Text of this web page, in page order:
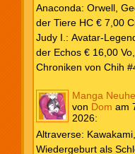
kaputt! € 16,00 Ewing,
Kevin / Various:
Weiß & Blut #8 …
26,00 Buscema, Sal /
M.: Spektakuläre
#31 € 5,99 Spider-
Angriff der Aliens €
Anaconda: Orwell,
der Tiere HC € 7,00
Judy I.: Avatar-
der Echos € 16,00
Chroniken von Chih
Drache: Schröer,
Kreis PB #2
Dragonblood
Manga
von Dom am
2026:
Altraverse:
Wiedergeburt als